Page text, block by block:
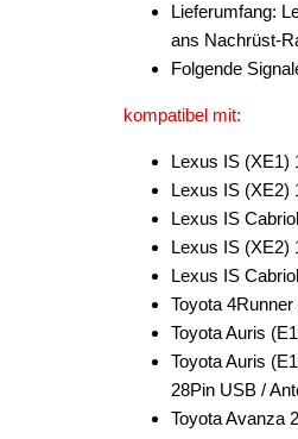
Lieferumfang:
ans Nachrüst-
Folgende
kompatibel mit:
Lexus IS (XE1)
Lexus IS (XE2)
Lexus IS
Lexus IS (XE2)
Lexus IS
Toyota
Toyota Auris
Toyota Auris
28Pin USB /
Toyota Avanza